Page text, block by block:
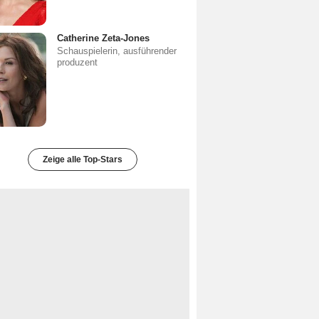
Catherine Zeta-Jones
Schauspielerin, ausführender
produzent
Zeige alle Top-Stars